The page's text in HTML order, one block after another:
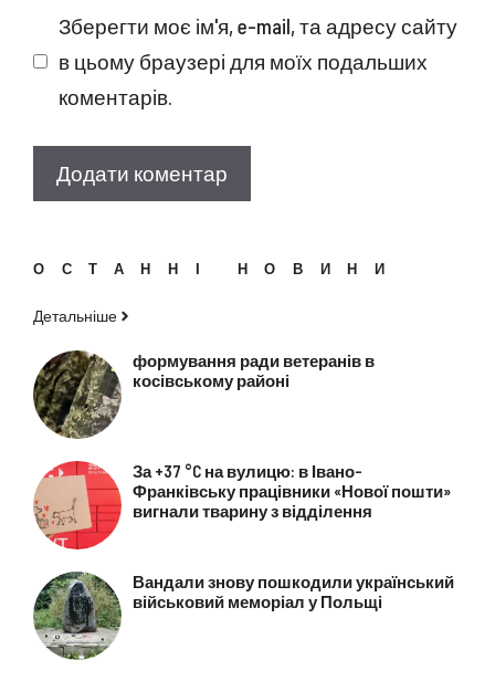
Зберегти моє ім'я, e-mail, та адресу сайту
в цьому браузері для моїх подальших
коментарів.
ОСТАННІ НОВИНИ
Детальніше
формування ради ветеранів в
косівському районі
За +37 °C на вулицю: в Івано-
Франківську працівники «Нової пошти»
вигнали тварину з відділення
Вандали знову пошкодили український
військовий меморіал у Польщі